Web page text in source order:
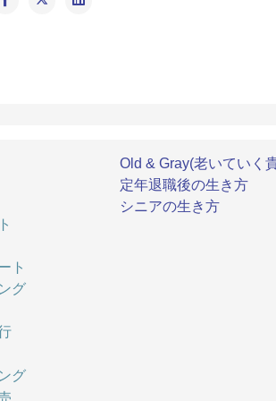
ト
グ
グ
Old & Gray(老いていく
定年退職後の生き方
シニアの生き方